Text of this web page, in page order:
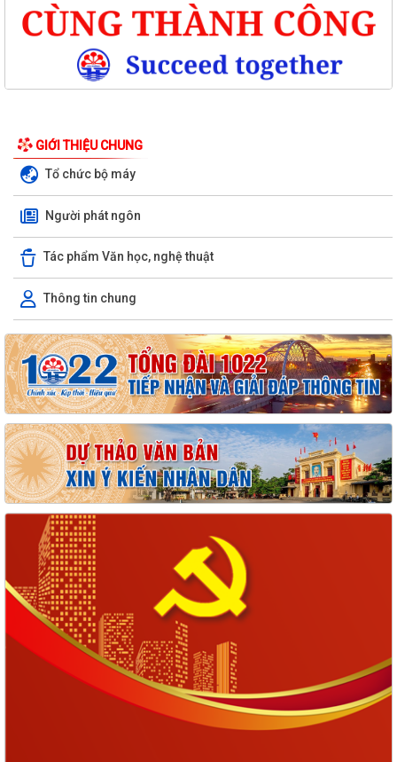
GIỚI THIỆU CHUNG
Tổ chức bộ máy
Người phát ngôn
Tác phẩm Văn học, nghệ thuật
Thông tin chung